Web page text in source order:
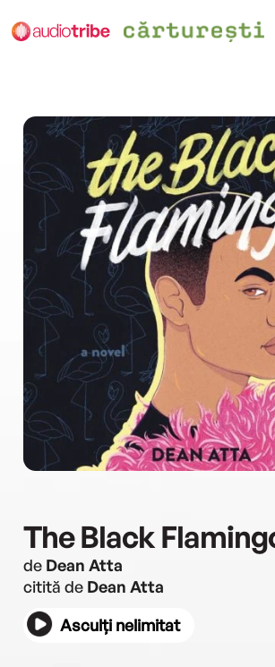
The Black
de Dean Atta
citită de Dean Atta
Asculți nelimitat